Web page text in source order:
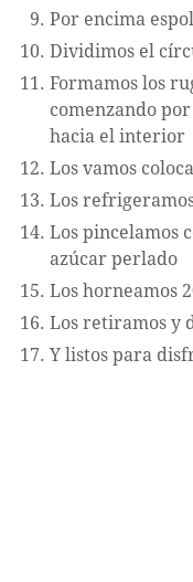
Por encima
Dividimos el
Formamos los
comenzando
hacia el interior
Los vamos
Los
Los pincelamos
azúcar perlado
Los horneamos
Los retiramos y
Y listos para